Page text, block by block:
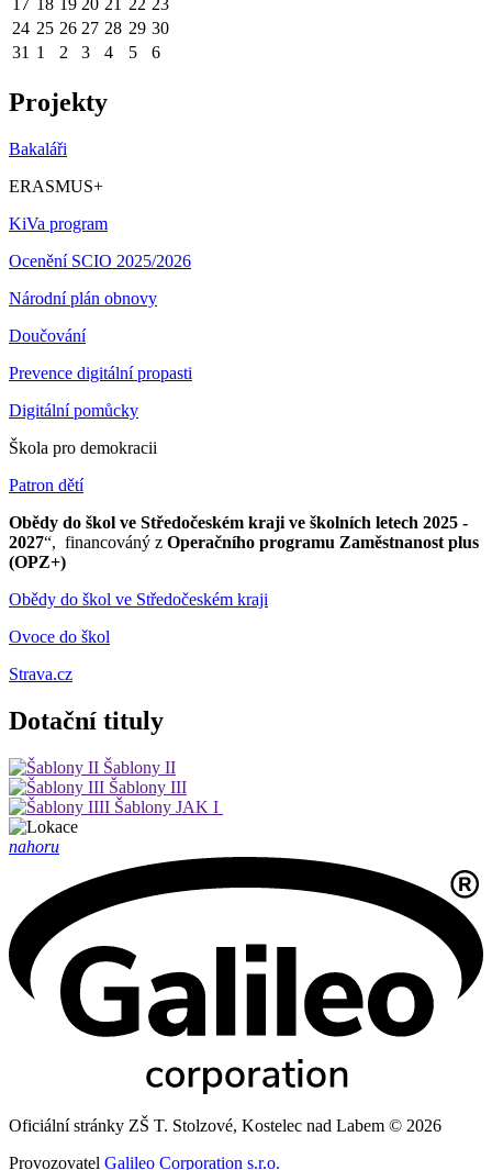
17 18 19 20 21 22 23
24 25 26 27 28 29 30
31 1 2 3 4 5 6
Projekty
Bakaláři
ERASMUS+
KiVa program
Ocenění SCIO 2025/2026
Národní plán obnovy
Doučování
Prevence digitální propasti
Digitální pomůcky
Škola pro demokracii
Patron dětí
Obědy do škol ve Středočeském kraji ve školních letech 2025 -
2027“, financováný z Operačního programu Zaměstnanost plus
(OPZ+)
Obědy do škol ve Středočeském kraji
Ovoce do škol
Strava.cz
Dotační tituly
Šablony II
Šablony III
Šablony JAK I
nahoru
Oficiální stránky ZŠ T. Stolzové, Kostelec nad Labem © 2026
Provozovatel Galileo Corporation s.r.o.